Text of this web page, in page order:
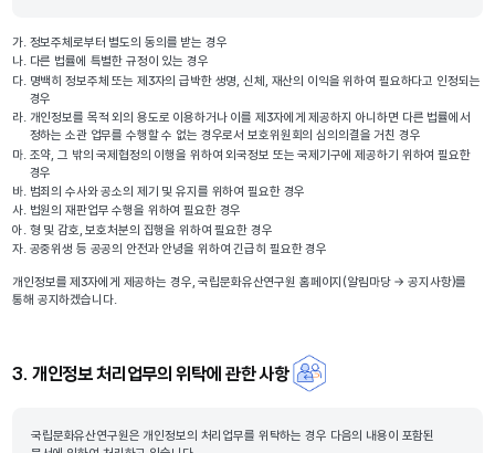
가. 정보주체로부터 별도의 동의를 받는 경우
나. 다른 법률에 특별한 규정이 있는 경우
다. 명백히 정보주체 또는 제3자의 급박한 생명, 신체, 재산의 이익을 위하여 필요하다고 인정되는
경우
라. 개인정보를 목적 외의 용도로 이용하거나 이를 제3자에게 제공하지 아니하면 다른 법률에서
정하는 소관 업무를 수행할 수 없는 경우로서 보호위원회의 심의의결을 거친 경우
마. 조약, 그 밖의 국제협정의 이행을 위하여 외국정보 또는 국제기구에 제공하기 위하여 필요한
경우
바. 범죄의 수사와 공소의 제기 및 유지를 위하여 필요한 경우
사. 법원의 재판업무 수행을 위하여 필요한 경우
아. 형 및 감호, 보호처분의 집행을 위하여 필요한 경우
자. 공중위생 등 공공의 안전과 안녕을 위하여 긴급히 필요한 경우
개인정보를 제3자에게 제공하는 경우, 국립문화유산연구원 홈페이지(알림마당 → 공지사항)를
통해 공지하겠습니다.
3. 개인정보 처리업무의 위탁에 관한 사항
국립문화유산연구원은 개인정보의 처리업무를 위탁하는 경우 다음의 내용이 포함된